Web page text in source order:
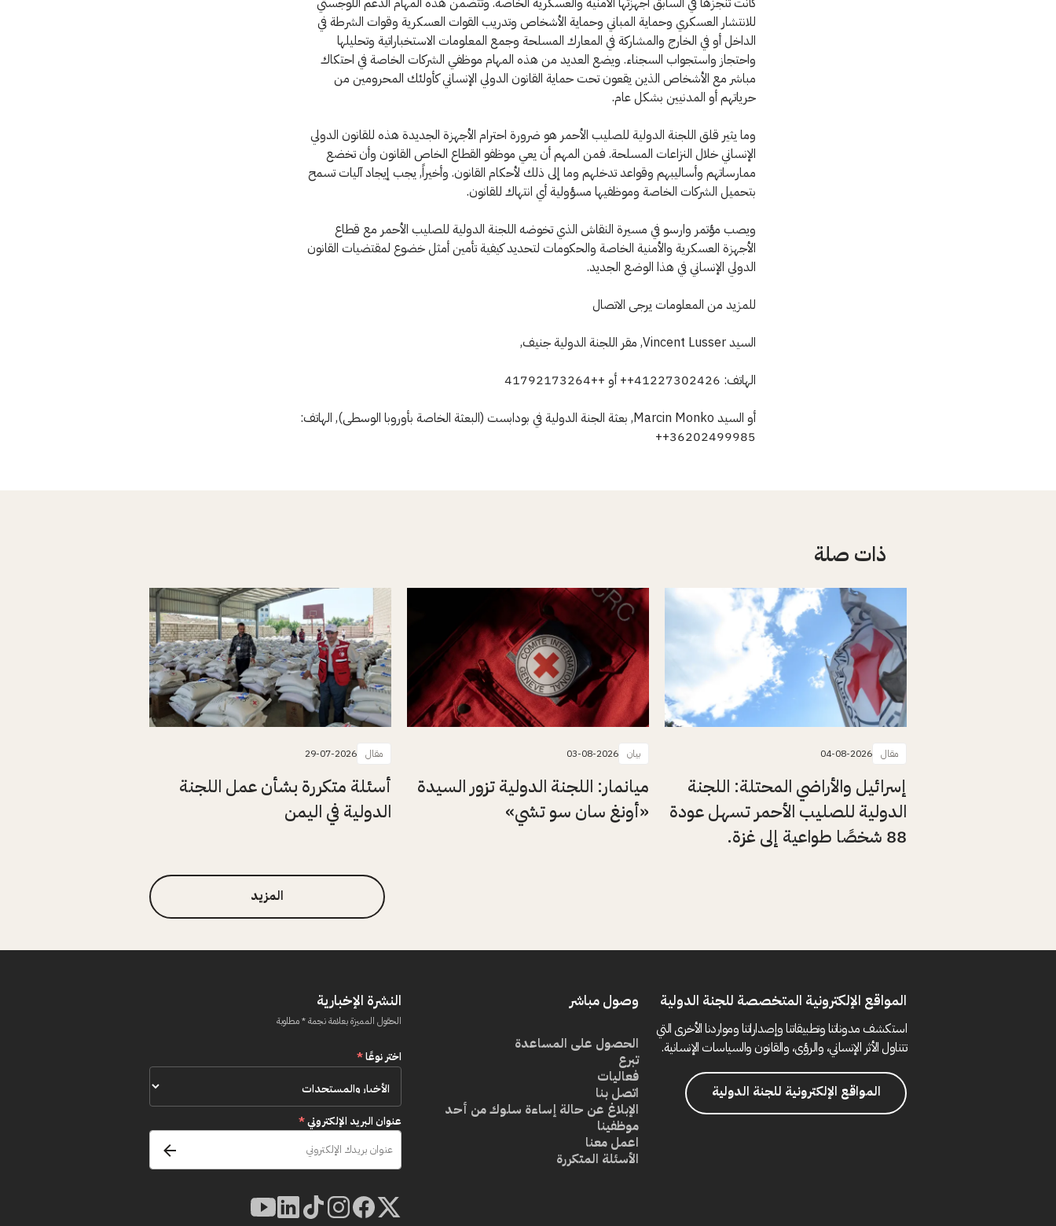
للانتشار العسكري وحماية المباني وحماية الأشخاص وتدريب القوات العسكرية وقوات الشرطة في
الداخل أو في الخارج والمشاركة في المعارك المسلحة وجمع المعلومات الاستخباراتية وتحليلها
واحتجاز واستجواب السجناء. ويضع العديد من هذه المهام موظفي الشركات الخاصة في احتكاك
مباشر مع الأشخاص الذين يقعون تحت حماية القانون الدولي الإنساني كأولئك المحرومين من
حرياتهم أو المدنيين بشكل عام.
وما يثير قلق اللجنة الدولية للصليب الأحمر هو ضرورة احترام الأجهزة الجديدة هذه للقانون الدولي
الإنساني خلال النزاعات المسلحة. فمن المهم أن يعي موظفو القطاع الخاص القانون وأن تخضع
ممارساتهم وأساليبهم وقواعد تدخلهم وما إلى ذلك لأحكام القانون. وأخيراً, يجب إيجاد آليات تسمح
بتحميل الشركات الخاصة وموظفيها مسؤولية أي انتهاك للقانون.
ويصب مؤتمر وارسو في مسيرة النقاش الذي تخوضه اللجنة الدولية للصليب الأحمر مع قطاع
الأجهزة العسكرية والأمنية الخاصة والحكومات لتحديد كيفية تأمين أمثل خضوع لمقتضيات القانون
الدولي الإنساني في هذا الوضع الجديد.
للمزيد من المعلومات يرجى الاتصال
السيد Vincent Lusser, مقر اللجنة الدولية جنيف,
الهاتف: 41227302426++ أو ++41792173264
أو السيد Marcin Monko, بعثة الجنة الدولية في بودابست (البعثة الخاصة بأوروبا الوسطى), الهاتف:
36202499985++
ذات صلة
مقال 04-08-2026
إسرائيل والأراضي المحتلة: اللجنة
الدولية للصليب الأحمر تسهل عودة
88 شخصًا طواعية إلى غزة.
بيان 03-08-2026
ميانمار: اللجنة الدولية تزور السيدة
«أونغ سان سو تشي»
مقال 29-07-2026
أسئلة متكررة بشأن عمل اللجنة
الدولية في اليمن
المزيد
المواقع الإلكترونية المتخصصة للجنة الدولية
استكشف مدوناتنا وتطبيقاتنا وإصداراتنا ومواردنا الأخرى التي
تتناول الأثر الإنساني، والرؤى، والقانون والسياسات الإنسانية.
المواقع الإلكترونية للجنة الدولية
وصول مباشر
الحصول على المساعدة
تبرع
فعاليات
اتصل بنا
الإبلاغ عن حالة إساءة سلوك من أحد
موظفينا
اعمل معنا
الأسئلة المتكررة
النشرة الإخبارية
الحقول المميزة بعلامة نجمة * مطلوبة
اختر نوعًا*
عنوان البريد الإلكتروني*